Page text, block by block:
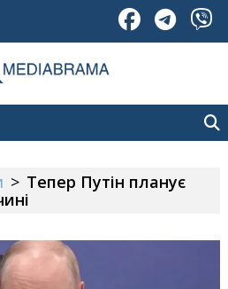
> Тепер Путін планує